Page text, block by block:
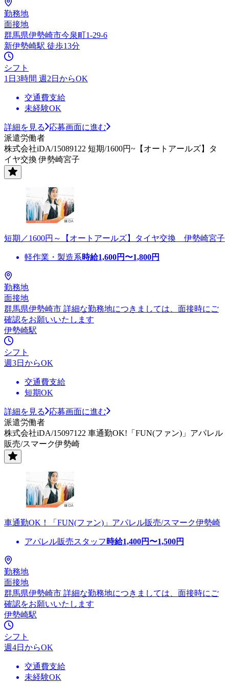
勤務地
面接地
群馬県伊勢崎市今泉町1-29-6
新伊勢崎駅 徒歩13分
シフト
1日3時間 週2日からOK
交通費支給
未経験OK
詳細を見る
応募画面に進む
派遣労働者
株式会社iDA/15089122 短期/1600円~【オートアールズ】タ
イヤ交換 伊勢崎宮子
短期／1600円～【オートアールズ】タイヤ交換 伊勢崎宮子
軽作業・製造系時給1,600円〜1,800円
勤務地
面接地
群馬県伊勢崎市 詳細な勤務地につきましては、面接時にご
確認をお願いいたします
伊勢崎駅
シフト
週3日からOK
交通費支給
短期OK
詳細を見る
応募画面に進む
派遣労働者
株式会社iDA/15097122 車通勤OK!「FUN(ファン)」アパレル
販売/スマーク伊勢崎
車通勤OK！「FUN(ファン)」アパレル販売/スマーク伊勢崎
アパレル販売スタッフ 時給1,400円〜1,500円
勤務地
面接地
群馬県伊勢崎市 詳細な勤務地につきましては、面接時にご
確認をお願いいたします
伊勢崎駅
シフト
週4日からOK
交通費支給
未経験OK